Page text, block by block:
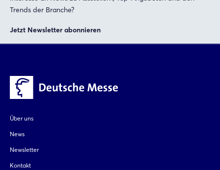
Trends der Branche?
Jetzt Newsletter abonnieren
Über uns
News
Newsletter
Kontakt